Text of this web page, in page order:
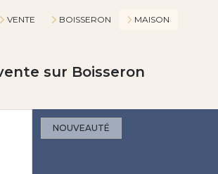
VENTE BOISSERON MAISON
sur Boisseron
NOUVEAUTÉ